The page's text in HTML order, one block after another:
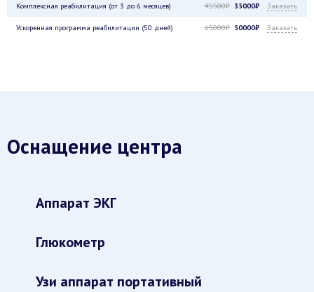
Комплексная реабилитация (от 3 до 6 месяцев) 45500₽ 35000₽ Заказать
Ускоренная программа реабилитации (50 дней) 65000₽ 50000₽ Заказать
Оснащение центра
Аппарат ЭКГ
Глюкометр
Узи аппарат портативный